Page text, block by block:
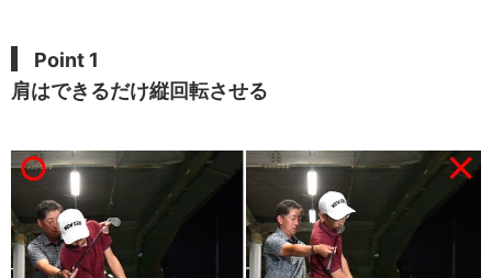
Point 1
肩はできるだけ縦回転させる